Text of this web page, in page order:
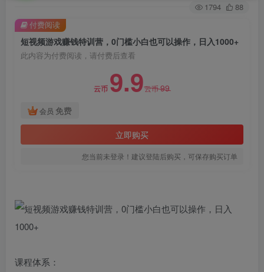
1794 88
短视频游戏赚钱特训营，0门槛小白也可以操作，日入1000+
此内容为付费阅读，请付费后查看
云币 9.9云币99
会员 免费
立即购买
您当前未登录！建议登陆后购买，可保存购买订单
付费阅读
课程体系：